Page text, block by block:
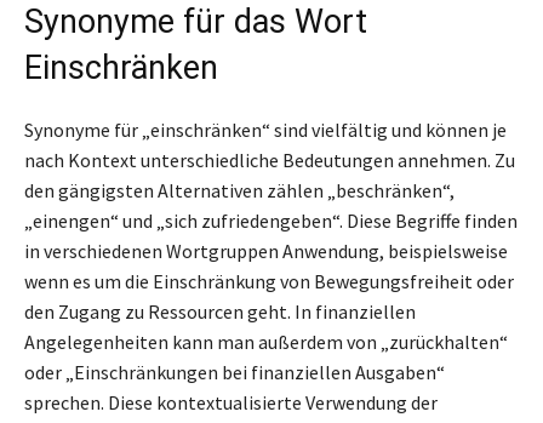
Synonyme für das Wort
Einschränken
Synonyme für „einschränken“ sind vielfältig und können je
nach Kontext unterschiedliche Bedeutungen annehmen. Zu
den gängigsten Alternativen zählen „beschränken“,
„einengen“ und „sich zufriedengeben“. Diese Begriffe finden
in verschiedenen Wortgruppen Anwendung, beispielsweise
wenn es um die Einschränkung von Bewegungsfreiheit oder
den Zugang zu Ressourcen geht. In finanziellen
Angelegenheiten kann man außerdem von „zurückhalten“
oder „Einschränkungen bei finanziellen Ausgaben“
sprechen. Diese kontextualisierte Verwendung der